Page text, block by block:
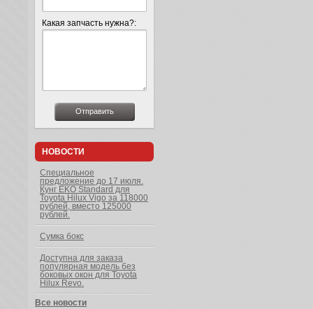
Какая запчасть нужна?:
НОВОСТИ
Специальное
предложение до 17 июля.
Кунг EKO Standard для
Toyota Hilux Vigo за 118000
рублей, вместо 125000
рублей.
Сумка бокс
Доступна для заказа
популярная модель без
боковых окон для Toyota
Hilux Revo.
Все новости